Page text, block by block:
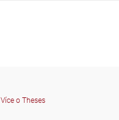
Více o Theses